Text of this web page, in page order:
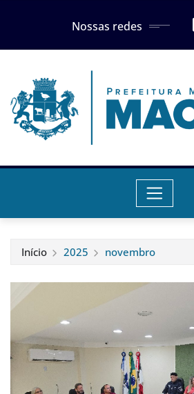
Nossas redes
Início 2025 novembro